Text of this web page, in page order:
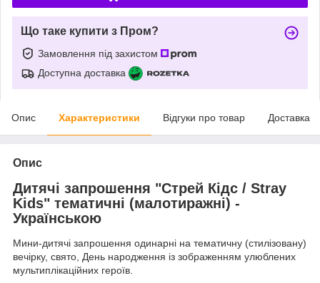
Що таке купити з Пром?
Замовлення під захистом
Доступна доставка
Опис Характеристики Відгуки про товар Доставка
Опис
Дитячі запрошення "Стрей Кідс / Stray
Kids" тематичні (малотиражні) -
Українською
Мини-дитячі запрошення одинарні на тематичну (стилізовану)
вечірку, свято, День народження із зображенням улюблених
мультиплікаційних героїв.